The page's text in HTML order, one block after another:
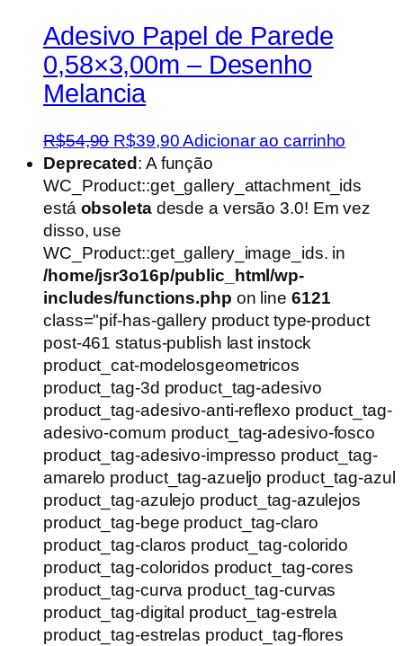
Adesivo Papel de Parede
0,58×3,00m – Desenho
Melancia
R$54,90 O
preço
original
era:
R$54,90.
R$39,90O
preço
atual
é:
Adicionar ao carrinho
Deprecated: A função
WC_Product::get_gallery_attachment_ids
está obsoletadesde a versão 3.0! Em vez
disso, use
WC_Product::get_gallery_image_ids. in
/home/jsr3o16p/public_html/wp-
includes/functions.php on line 6121
class="pif-has-gallery product type-product
post-461 status-publish last instock
product_cat-modelosgeometricos
product_tag-3d product_tag-adesivo
product_tag-adesivo-anti-reflexo product_tag-
adesivo-comum product_tag-adesivo-fosco
product_tag-adesivo-impresso product_tag-
amarelo product_tag-azueljo product_tag-azul
product_tag-azulejo product_tag-azulejos
product_tag-bege product_tag-claro
product_tag-claros product_tag-colorido
product_tag-coloridos product_tag-cores
product_tag-curva product_tag-curvas
product_tag-digital product_tag-estrela
product_tag-estrelas product_tag-flores